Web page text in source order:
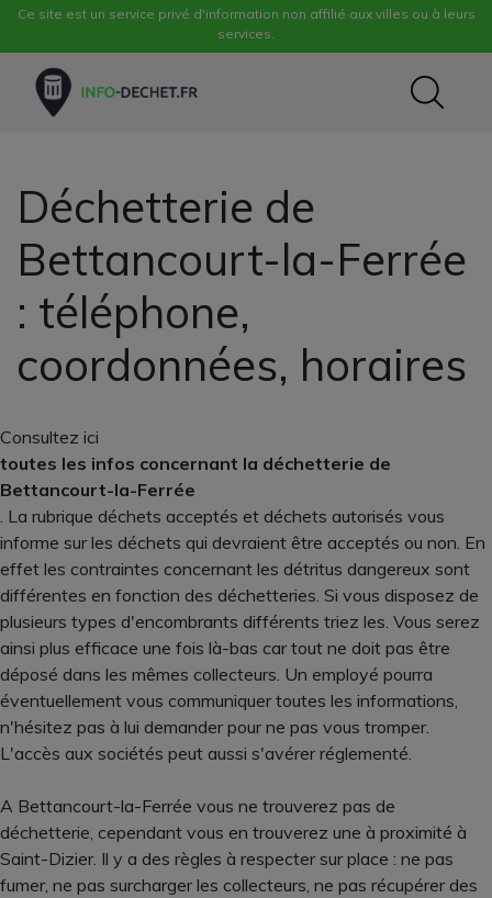
Ce site est un service privé d'information non affilié aux villes ou à leurs
services.
Déchetterie de
Bettancourt-la-Ferrée
: téléphone,
coordonnées, horaires
Consultez ici
toutes les infos concernant la déchetterie de
Bettancourt-la-Ferrée
. La rubrique déchets acceptés et déchets autorisés vous
informe sur les déchets qui devraient être acceptés ou non. En
effet les contraintes concernant les détritus dangereux sont
différentes en fonction des déchetteries. Si vous disposez de
plusieurs types d'encombrants différents triez les. Vous serez
ainsi plus efficace une fois là-bas car tout ne doit pas être
déposé dans les mêmes collecteurs. Un employé pourra
éventuellement vous communiquer toutes les informations,
n'hésitez pas à lui demander pour ne pas vous tromper.
L'accès aux sociétés peut aussi s'avérer réglementé.
A Bettancourt-la-Ferrée vous ne trouverez pas de
déchetterie, cependant vous en trouverez une à proximité à
Saint-Dizier. Il y a des règles à respecter sur place : ne pas
fumer, ne pas surcharger les collecteurs, ne pas récupérer des